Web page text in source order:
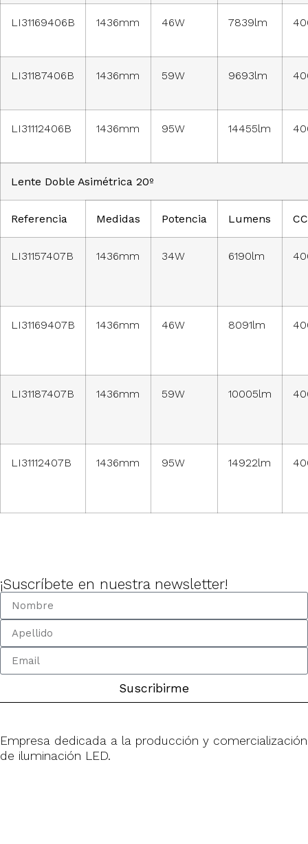
LI31169406B 1436mm 46W 7839lm
LI31187406B 1436mm 59W 9693lm
LI31112406B 1436mm 95W 14455lm
Lente Doble Asimétrica 20º
Referencia Medidas Potencia Lumens
LI31157407B 1436mm 34W 6190lm
LI31169407B 1436mm 46W 8091lm
LI31187407B 1436mm 59W 10005lm
LI31112407B 1436mm 95W 14922lm
¡Suscríbete en nuestra newsletter!
Suscribirme
Empresa dedicada a la producción y comercialización
de iluminación LED.